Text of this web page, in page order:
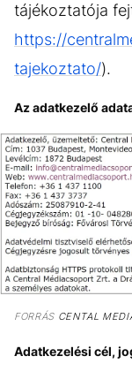
tájékoztatója
https://
tajekoztato/).
Az adatkezelő
FORRÁSCENTAL
Adatkezelési cél,